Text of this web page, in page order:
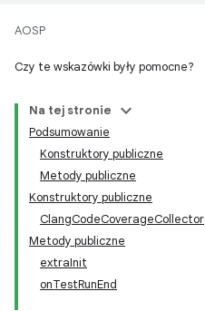
AOSP
Czy te wskazówki były pomocne?
Na tej stronie
Podsumowanie
Konstruktory publiczne
Metody publiczne
Konstruktory publiczne
ClangCodeCoverageCollector
Metody publiczne
extraInit
onTestRunEnd